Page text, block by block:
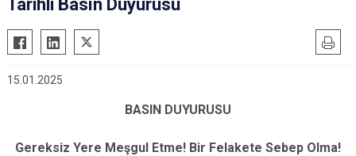
Tarihli Basın Duyurusu
15.01.2025
BASIN DUYURUSU
Gereksiz Yere Meşgul Etme! Bir Felakete Sebep Olma!